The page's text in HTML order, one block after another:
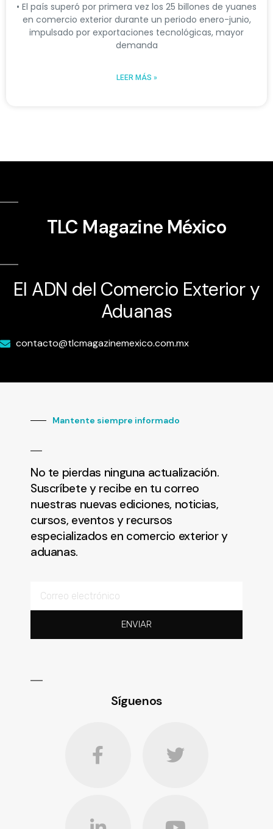
• El país superó por primera vez los 25 billones de yuanes
en comercio exterior durante un periodo enero-junio,
impulsado por exportaciones tecnológicas, mayor
demanda
LEER MÁS »
TLC Magazine México
El ADN del Comercio Exterior y
Aduanas
contacto@tlcmagazinemexico.com.mx
Mantente siempre informado
No te pierdas ninguna actualización.
Suscríbete y recibe en tu correo
nuestras nuevas ediciones, noticias,
cursos, eventos y recursos
especializados en comercio exterior y
aduanas.
ENVIAR
Síguenos